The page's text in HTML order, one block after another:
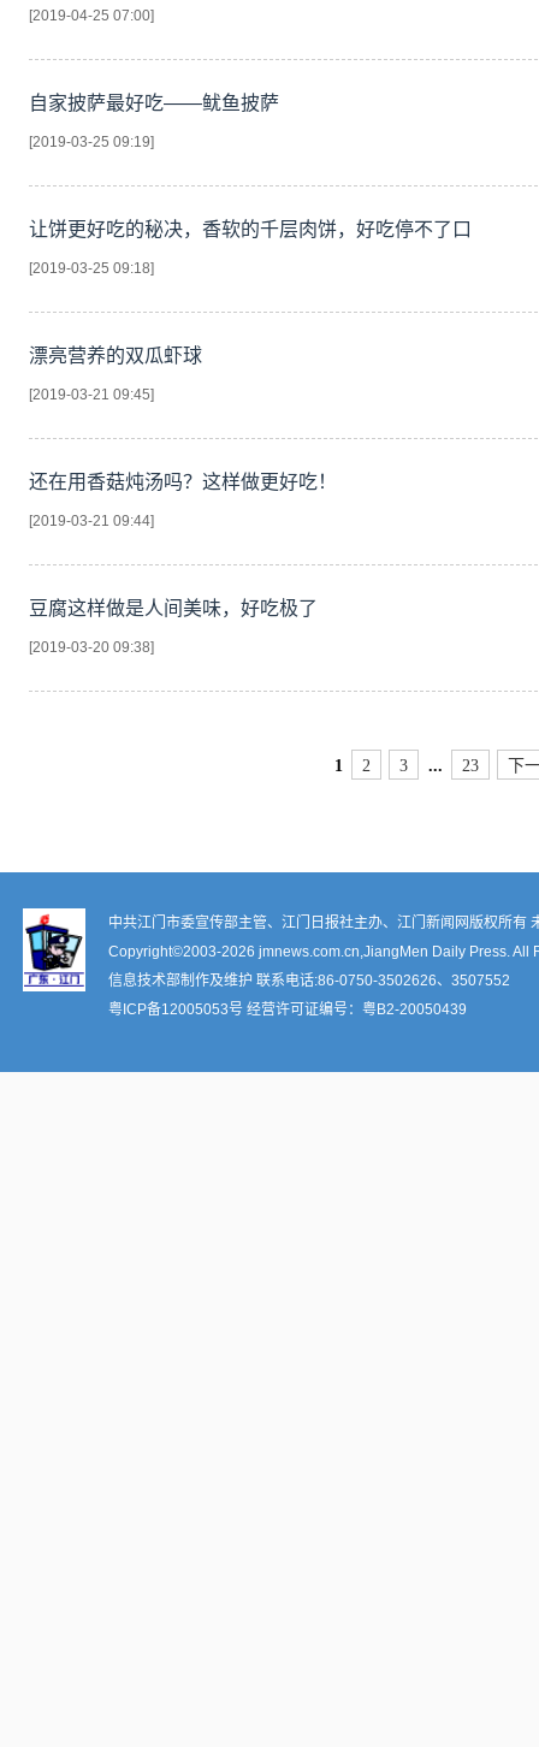
[2019-04-25 07:00]
自家披萨最好吃——鱿鱼披萨
[2019-03-25 09:19]
让饼更好吃的秘决，香软的千层肉饼，好吃停不了口
[2019-03-25 09:18]
漂亮营养的双瓜虾球
[2019-03-21 09:45]
还在用香菇炖汤吗？这样做更好吃！
[2019-03-21 09:44]
豆腐这样做是人间美味，好吃极了
[2019-03-20 09:38]
1 2 3 ... 23 下
中共江门市委宣传部主管、江门日报社主办、江门新闻网版权所有
Copyright©2003-2026 jmnews.com.cn,JiangMen Daily Press. All
信息技术部制作及维护 联系电话:86-0750-3502626、3507552
粤ICP备12005053号 经营许可证编号： 粤B2-20050439